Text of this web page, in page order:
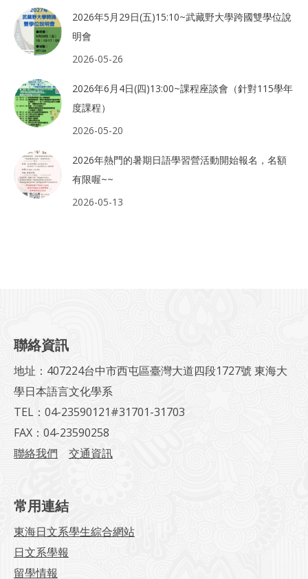
2026年5月29日(五)15:10~武藏野大學跨國雙學位說
明會
2026-05-26
2026年6月4日(四)13:00~課程座談會（針對115學年
度課程）
2026-05-20
2026年熱門的暑期日語學習營活動開始報名，名額
有限喔~~
2026-05-13
聯絡資訊
地址：407224台中市西屯區臺灣大道四段1727號 東海大
學日本語言文化學系
TEL：04-23590121#31701-31703
FAX：04-23590258
聯絡我們
交通資訊
常用連結
東海日文系學生綜合網站
日文系學報
留學情報